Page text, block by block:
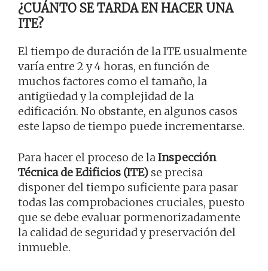
¿CUÁNTO SE TARDA EN HACER UNA
ITE?
El tiempo de duración de la ITE usualmente
varía entre 2 y 4 horas, en función de
muchos factores como el tamaño, la
antigüedad y la complejidad de la
edificación. No obstante, en algunos casos
este lapso de tiempo puede incrementarse.
Para hacer el proceso de laInspección
Técnica de Edificios (ITE) se precisa
disponer del tiempo suficiente para pasar
todas las comprobaciones cruciales, puesto
que se debe evaluar pormenorizadamente
la calidad de seguridad y preservación del
inmueble.